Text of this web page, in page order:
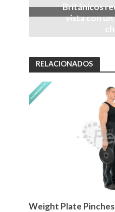
Británicos
vista con
RELACIONADOS
Weight Plate Pinches